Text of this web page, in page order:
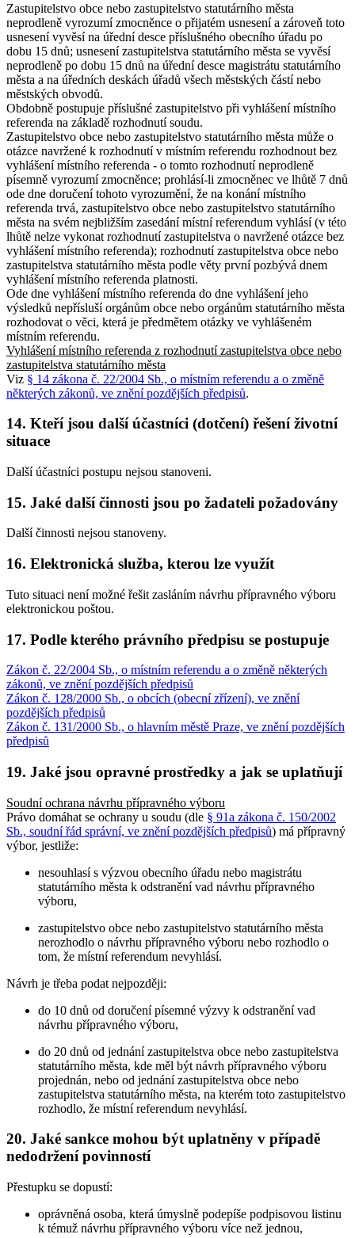
Zastupitelstvo obce nebo zastupitelstvo statutárního města
neprodleně vyrozumí zmocněnce o přijatém usnesení a zároveň toto
usnesení vyvěsí na úřední desce příslušného obecního úřadu po
dobu 15 dnů; usnesení zastupitelstva statutárního města se vyvěsí
neprodleně po dobu 15 dnů na úřední desce magistrátu statutárního
města a na úředních deskách úřadů všech městských částí nebo
městských obvodů.
Obdobně postupuje příslušné zastupitelstvo při vyhlášení místního
referenda na základě rozhodnutí soudu.
Zastupitelstvo obce nebo zastupitelstvo statutárního města může o
otázce navržené k rozhodnutí v místním referendu rozhodnout bez
vyhlášení místního referenda - o tomto rozhodnutí neprodleně
písemně vyrozumí zmocněnce; prohlásí-li zmocněnec ve lhůtě 7 dnů
ode dne doručení tohoto vyrozumění, že na konání místního
referenda trvá, zastupitelstvo obce nebo zastupitelstvo statutárního
města na svém nejbližším zasedání místní referendum vyhlásí (v této
lhůtě nelze vykonat rozhodnutí zastupitelstva o navržené otázce bez
vyhlášení místního referenda); rozhodnutí zastupitelstva obce nebo
zastupitelstva statutárního města podle věty první pozbývá dnem
vyhlášení místního referenda platnosti.
Ode dne vyhlášení místního referenda do dne vyhlášení jeho
výsledků nepřísluší orgánům obce nebo orgánům statutárního města
rozhodovat o věci, která je předmětem otázky ve vyhlášeném
místním referendu.
Vyhlášení místního referenda z rozhodnutí zastupitelstva obce nebo
zastupitelstva statutárního města
Viz § 14 zákona č. 22/2004 Sb., o místním referendu a o změně
některých zákonů, ve znění pozdějších předpisů.
14. Kteří jsou další účastníci (dotčení) řešení životní
situace
Další účastníci postupu nejsou stanoveni.
15. Jaké další činnosti jsou po žadateli požadovány
Další činnosti nejsou stanoveny.
16. Elektronická služba, kterou lze využít
Tuto situaci není možné řešit zasláním návrhu přípravného výboru
elektronickou poštou.
17. Podle kterého právního předpisu se postupuje
Zákon č. 22/2004 Sb., o místním referendu a o změně některých
zákonů, ve znění pozdějších předpisů
Zákon č. 128/2000 Sb., o obcích (obecní zřízení), ve znění
pozdějších předpisů
Zákon č. 131/2000 Sb., o hlavním městě Praze, ve znění pozdějších
předpisů
19. Jaké jsou opravné prostředky a jak se uplatňují
Soudní ochrana návrhu přípravného výboru
Právo domáhat se ochrany u soudu (dle § 91a zákona č. 150/2002
Sb., soudní řád správní, ve znění pozdějších předpisů) má přípravný
výbor, jestliže:
nesouhlasí s výzvou obecního úřadu nebo magistrátu
statutárního města k odstranění vad návrhu přípravného
výboru,
zastupitelstvo obce nebo zastupitelstvo statutárního města
nerozhodlo o návrhu přípravného výboru nebo rozhodlo o
tom, že místní referendum nevyhlásí.
Návrh je třeba podat nejpozději:
do 10 dnů od doručení písemné výzvy k odstranění vad
návrhu přípravného výboru,
do 20 dnů od jednání zastupitelstva obce nebo zastupitelstva
statutárního města, kde měl být návrh přípravného výboru
projednán, nebo od jednání zastupitelstva obce nebo
zastupitelstva statutárního města, na kterém toto zastupitelstvo
rozhodlo, že místní referendum nevyhlásí.
20. Jaké sankce mohou být uplatněny v případě
nedodržení povinností
Přestupku se dopustí:
oprávněná osoba, která úmyslně podepíše podpisovou listinu
k témuž návrhu přípravného výboru více než jednou,